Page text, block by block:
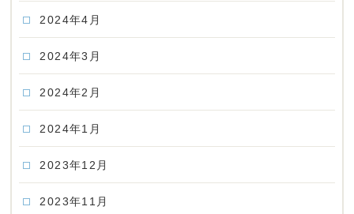
2024年4月
2024年3月
2024年2月
2024年1月
2023年12月
2023年11月